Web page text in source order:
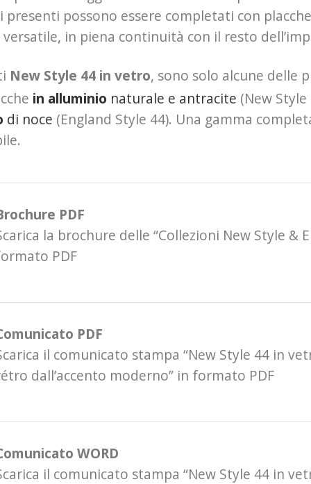
presenti possono essere completati con
in piena continuità con il resto
New Style 44 in vetro, sono solo alcune delle
in alluminio naturale e antracite (New
di noce (England Style 44). Una gamma
PDF
la brochure delle “Collezioni New Style &
PDF
PDF
il comunicato stampa “New Style 44 in
dall’accento moderno” in formato PDF
WORD
il comunicato stampa “New Style 44 in